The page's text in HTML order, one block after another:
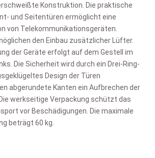
Konstruktion. Die praktische
und Seitentüren ermöglicht eine
von Telekommunikationsgeräten.
den Einbau zusätzlicher Lüfter.
der Geräte erfolgt auf dem Gestell im
Die Sicherheit wird durch ein Drei-Ring-
Design der Türen
abgerundete Kanten ein Aufbrechen der
werkseitige Verpackung schützt das
vor Beschädigungen. Die maximale
beträgt 60 kg.